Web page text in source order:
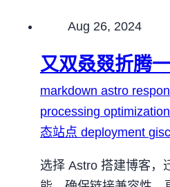
Published on
Aug 26, 2024
又双叒叕折腾
markdown astro
processing optimization
态站点 deployment
选择 Astro 搭建博客，